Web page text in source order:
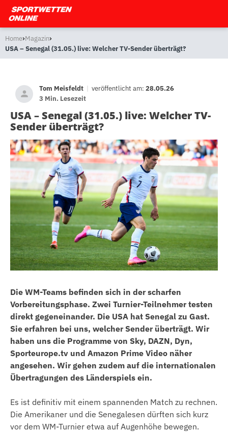
Home›Magazin›
USA – Senegal (31.05.) live: Welcher TV-Sender überträgt?
Tom Meisfeldt | veröffentlicht am: 28.05.26
3 Min. Lesezeit
USA – Senegal (31.05.) live: Welcher TV-
Sender überträgt?
Die WM-Teams befinden sich in der scharfen
Vorbereitungsphase. Zwei Turnier-Teilnehmer testen
direkt gegeneinander. Die USA hat Senegal zu Gast.
Sie erfahren bei uns, welcher Sender überträgt. Wir
haben uns die Programme von Sky, DAZN, Dyn,
Sporteurope.tv und Amazon Prime Video näher
angesehen. Wir gehen zudem auf die internationalen
Übertragungen des Länderspiels ein.
Es ist definitiv mit einem spannenden Match zu rechnen.
Die Amerikaner und die Senegalesen dürften sich kurz
vor dem WM-Turnier etwa auf Augenhöhe bewegen.